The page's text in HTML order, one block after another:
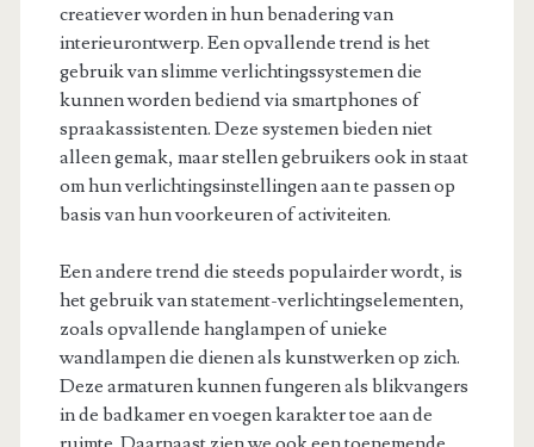
creatiever worden in hun benadering van
interieurontwerp. Een opvallende trend is het
gebruik van slimme verlichtingssystemen die
kunnen worden bediend via smartphones of
spraakassistenten. Deze systemen bieden niet
alleen gemak, maar stellen gebruikers ook in staat
om hun verlichtingsinstellingen aan te passen op
basis van hun voorkeuren of activiteiten.
Een andere trend die steeds populairder wordt, is
het gebruik van statement-verlichtingselementen,
zoals opvallende hanglampen of unieke
wandlampen die dienen als kunstwerken op zich.
Deze armaturen kunnen fungeren als blikvangers
in de badkamer en voegen karakter toe aan de